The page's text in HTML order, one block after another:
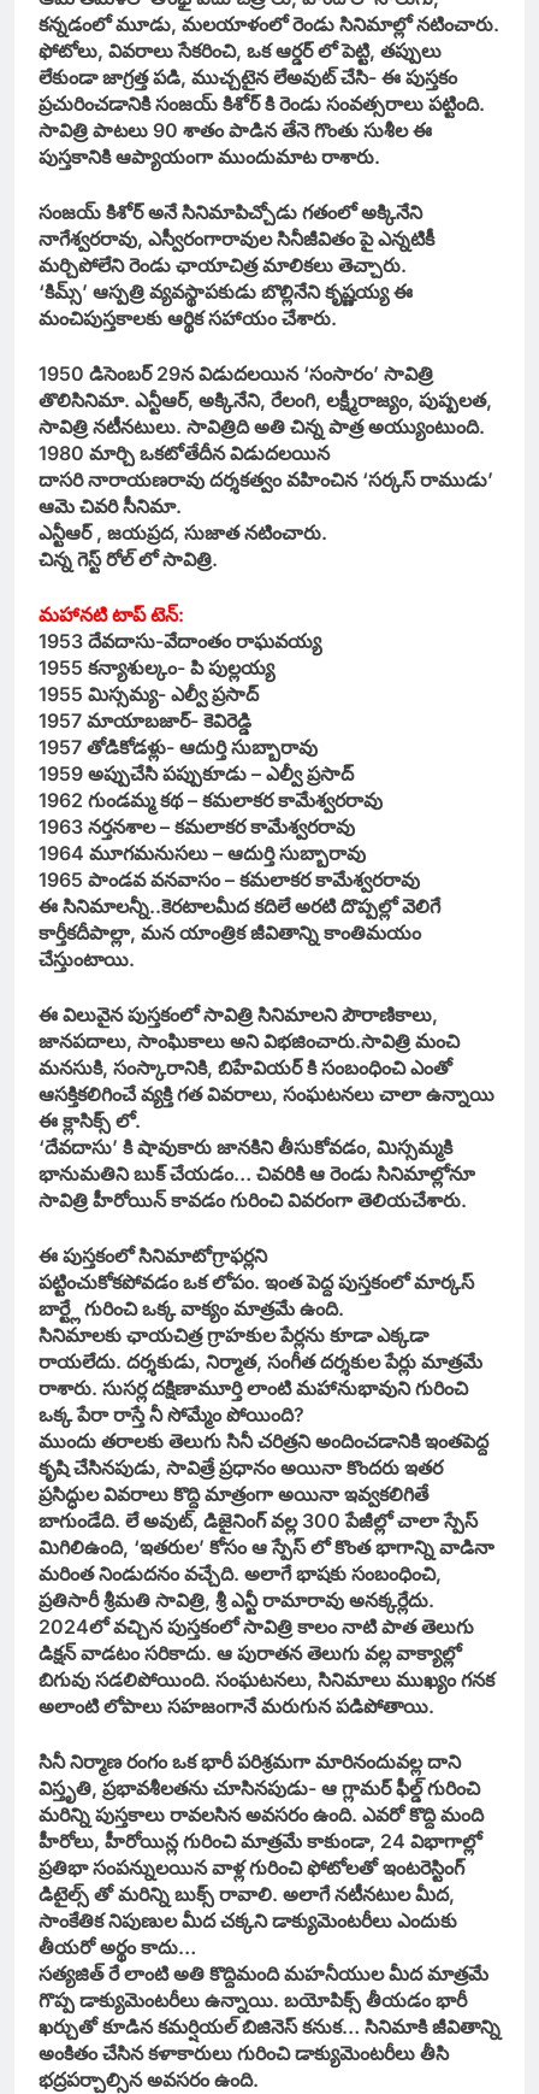
కన్నడంలో మూడు, మలయాళంలో రెండు సినిమాల్లో నటించారు.
ఫోటోలు, వివరాలు సేకరించి, ఒక ఆర్డర్ లో పెట్టి, తప్పులు
లేకుండా జాగ్రత్త పడి, ముచ్చటైన లేఅవుట్ చేసి- ఈ పుస్తకం
ప్రచురించడానికి సంజయ్ కిశోర్ కి రెండు సంవత్సరాలు పట్టింది.
సావిత్రి పాటలు 90 శాతం పాడిన తేనె గొంతు సుశీల ఈ
పుస్తకానికి ఆప్యాయంగా ముందుమాట రాశారు.
సంజయ్ కిశోర్ అనే సినిమాపిచ్చోడు గతంలో అక్కినేని
నాగేశ్వరరావు, ఎస్వీరంగారావుల సినీజీవితం పై ఎన్నటికీ
మర్చిపోలేని రెండు ఛాయాచిత్ర మాలికలు తెచ్చారు.
‘కిమ్స్’ ఆస్పత్రి వ్యవస్థాపకుడు బొల్లినేని కృష్ణయ్య ఈ
మంచిపుస్తకాలకు ఆర్థిక సహాయం చేశారు.
1950 డిసెంబర్ 29న విడుదలయిన ‘సంసారం’ సావిత్రి
తొలిసినిమా. ఎన్టీఆర్, అక్కినేని, రేలంగి, లక్ష్మీరాజ్యం, పుష్పలత,
సావిత్రి నటీనటులు. సావిత్రిది అతి చిన్న పాత్ర అయ్యుంటుంది.
1980 మార్చి ఒకటోతేదీన విడుదలయిన
దాసరి నారాయణరావు దర్శకత్వం వహించిన ‘సర్కస్ రాముడు’
ఆమె చివరి సీనిమా.
ఎన్టీఆర్ , జయప్రద, సుజాత నటించారు.
చిన్న గెస్ట్ రోల్ లో సావిత్రి.
మహానటి టాప్ టెన్:
1953 దేవదాసు-వేదాంతం రాఘవయ్య
1955 కన్యాశుల్కం- పి పుల్లయ్య
1955 మిస్సమ్య- ఎల్వీ ప్రసాద్
1957 మాయాబజార్- కెవిరెడ్డి
1957 తోడికోడళ్లు- ఆదుర్తి సుబ్బారావు
1959 అప్పుచేసి పప్పుకూడు – ఎల్వీ ప్రసాద్
1962 గుండమ్మ కథ – కమలాకర కామేశ్వరరావు
1963 నర్తనశాల – కమలాకర కామేశ్వరరావు
1964 మూగమనుసలు – ఆదుర్తి సుబ్బారావు
1965 పాండవ వనవాసం – కమలాకర కామేశ్వరరావు
ఈ సినిమాలన్నీ..కెరటాలమీద కదిలే అరటి దొప్పల్లో వెలిగే
కార్తీకదీపాల్లా, మన యాంత్రిక జీవితాన్ని కాంతిమయం
చేస్తుంటాయి.
ఈ విలువైన పుస్తకంలో సావిత్రి సినిమాలని పౌరాణికాలు,
జానపదాలు, సాంఘికాలు అని విభజించారు.సావిత్రి మంచి
మనసుకి, సంస్కారానికి, బిహేవియర్ కి సంబంధించి ఎంతో
ఆసక్తికలిగించే వ్యక్తి గత వివరాలు, సంఘటనలు చాలా ఉన్నాయి
ఈ క్లాసిక్స్ లో.
‘దేవదాసు’ కి షావుకారు జానకిని తీసుకోవడం, మిస్సమ్మకి
భానుమతిని బుక్ చేయడం… చివరికి ఆ రెండు సినిమాల్లోనూ
సావిత్రి హీరోయిన్ కావడం గురించి వివరంగా తెలియచేశారు.
ఈ పుస్తకంలో సినిమాటోగ్రాఫర్లని
పట్టించుకోకపోవడం ఒక లోపం. ఇంత పెద్ద పుస్తకంలో మార్కస్
బార్ట్లే గురించి ఒక్క వాక్యం మాత్రమే ఉంది.
సినిమాలకు ఛాయచిత్ర గ్రాహకుల పేర్లను కూడా ఎక్కడా
రాయలేదు. దర్శకుడు, నిర్మాత, సంగీత దర్శకుల పేర్లు మాత్రమే
రాశారు. సుసర్ల దక్షిణామూర్తి లాంటి మహానుభావుని గురించి
ఒక్క పేరా రాస్తే నీ సోమ్మేం పోయింది?
ముందు తరాలకు తెలుగు సినీ చరిత్రని అందించడానికి ఇంతపెద్ద
కృషి చేసినపుడు, సావిత్రే ప్రధానం అయినా కొందరు ఇతర
ప్రసిద్ధుల వివరాలు కొద్ది మాత్రంగా అయినా ఇవ్వకలిగితే
బాగుండేది. లే అవుట్, డిజైనింగ్ వల్ల 300 పేజీల్లో చాలా స్పేస్
మిగిలిఉంది, ‘ఇతరుల’ కోసం ఆ స్పేస్ లో కొంత భాగాన్ని వాడినా
మరింత నిండుదనం వచ్చేది. అలాగే భాషకు సంబంధించి,
ప్రతిసారీ శ్రీమతి సావిత్రి, శ్రీ ఎన్టీ రామారావు అనక్కర్లేదు.
2024లో వచ్చిన పుస్తకంలో సావిత్రి కాలం నాటి పాత తెలుగు
డిక్షన్ వాడటం సరికాదు. ఆ పురాతన తెలుగు వల్ల వాక్యాల్లో
బిగువు సడలిపోయింది. సంఘటనలు, సినిమాలు ముఖ్యం గనక
అలాంటి లోపాలు సహజంగానే మరుగున పడిపోతాయి.
సినీ నిర్మాణ రంగం ఒక భారీ పరిశ్రమగా మారినందువల్ల దాని
విస్తృతి, ప్రభావశీలతను చూసినపుడు- ఆ గ్లామర్ ఫీల్డ్ గురించి
మరిన్ని పుస్తకాలు రావలసిన అవసరం ఉంది. ఎవరో కొద్ది మంది
హీరోలు, హీరోయిన్ల గురించి మాత్రమే కాకుండా, 24 విభాగాల్లో
ప్రతిభా సంపన్నులయిన వాళ్ల గురించి ఫోటోలతో ఇంటరెస్టింగ్
డిటైల్స్ తో మరిన్ని బుక్స్ రావాలి. అలాగే నటీనటుల మీద,
సాంకేతిక నిపుణుల మీద చక్కని డాక్యుమెంటరీలు ఎందుకు
తీయరో అర్థం కాదు…
సత్యజిత్ రే లాంటి అతి కొద్దిమంది మహనీయుల మీద మాత్రమే
గొప్ప డాక్యుమెంటరీలు ఉన్నాయి. బయోపిక్స్ తీయడం భారీ
ఖర్చుతో కూడిన కమర్షియల్ బిజినెస్ కనుక… సినిమాకి జీవితాన్ని
అంకితం చేసిన కళాకారులు గురించి డాక్యుమెంటరీలు తీసి
భద్రపర్చాల్సిన అవసరం ఉంది.